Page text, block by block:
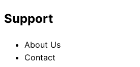
Support
About Us
Contact